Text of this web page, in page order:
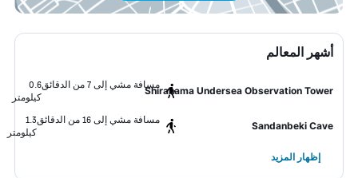
أشهر المعالم
Shirahama Undersea Observation Tower
مسافة مشي إلى 7 من الدقائق
0.6
كيلومتر
Sandanbeki Cave
مسافة مشي إلى 16 من الدقائق
1.3
كيلومتر
إظهار المزيد